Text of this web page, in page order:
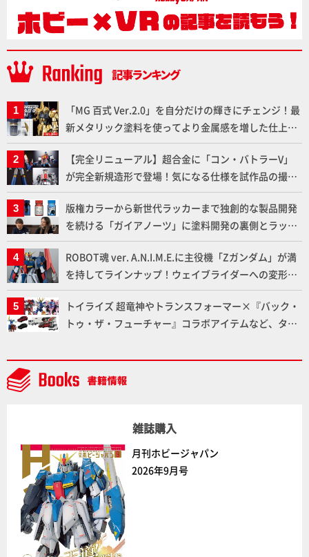
「MG 百式 Ver.2.0」を自分だけの輝きにチェンジ！最
新メタリック塗料を使ってより金属感を増した仕上が
りに!!【試し読み】
【完全リニューアル】超合金に「コン・バトラーV」
が完全新規造形で登場！気になる仕様を試作品の撮り
下ろしでご紹介!!さらに「大鉄人17」＆「ワンエイ
ト」セット情報もお届け！【超合金の魂】
版権カラーから新世代ラッカーまで独創的な製品開発
を続ける「ガイアノーツ」に塗料開発の裏側とラッカ
ー塗料の未来についてインタビュー！
ROBOT魂 ver. A.N.I.M.E.に主役機「Zガンダム」が満
を持してラインナップ！ウェイブライダーへの変形、
劇中どおりのプロポーションを再現【機動戦士Zガン
ダム】
トイライズ 超竜神やトランスフォーマー×『バック・
トゥ・ザ・フューチャー』コラボアイテムなど、タカ
NEWITEM】
雑誌購入
月刊ホビージャパン
2026年9月号